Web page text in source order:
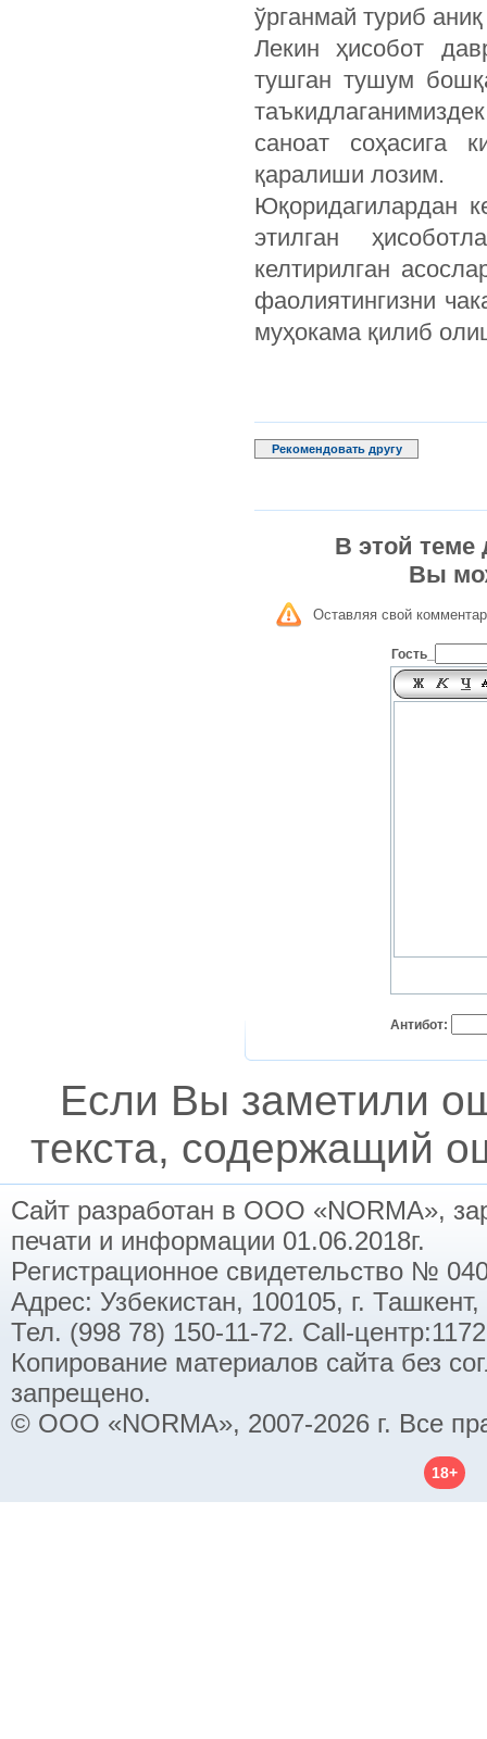
ўрганмай туриб
Лекин ҳисобот
тушган тушум
саноат соҳасига
қаралиши лозим.
Юқоридагилардан
этилган
келтирилган
фаолиятингизни
муҳокама қилиб
Рекомендовать другу
В этой теме
Вы
Оставляя свой
Гость_
Антибот:
Если Вы заметили
текста, содержащий
Сайт разработан в ООО «NORMA»,
печати и информации 01.06.2018г.
Регистрационное свидетельство №
Адрес: Узбекистан, 100105, г.
Тел. (998 78) 150-11-72. Call-
Копирование материалов сайта без
запрещено.
© ООО «NORMA», 2007-2026 г. Все
18+